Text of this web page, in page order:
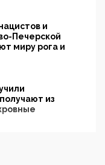
и
Печерской
миру рога и
из